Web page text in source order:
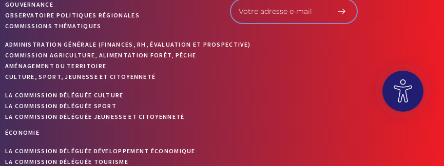
GOUVERNANCE
OBSERVATOIRE POLITIQUES RÉGIONALES
COMMISSIONS THÉMATIQUES
ADMINISTRATION GÉNÉRALE (FINANCES, RH, ÉVALUATION ET PROSPECTIVE)
COMMISSION AGRICULTURE, ALIMENTATION FORÊT, PÊCHE
AMÉNAGEMENT DU TERRITOIRE
CULTURE, SPORT, JEUNESSE ET CITOYENNETÉ
LA COMMISSION DÉLÉGUÉE CULTURE
LA COMMISSION DÉLÉGUÉE SPORT
LA COMMISSION DÉLÉGUÉE JEUNESSE ET CITOYENNETÉ
ÉCONOMIE
LA COMMISSION DÉLÉGUÉE DÉVELOPPEMENT ÉCONOMIQUE
LA COMMISSION DÉLÉGUÉE TOURISME